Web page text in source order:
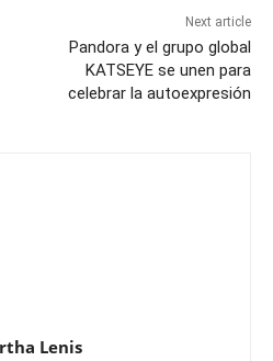
Next article
Pandora y el grupo global
KATSEYE se unen para
celebrar la autoexpresión
Lenis